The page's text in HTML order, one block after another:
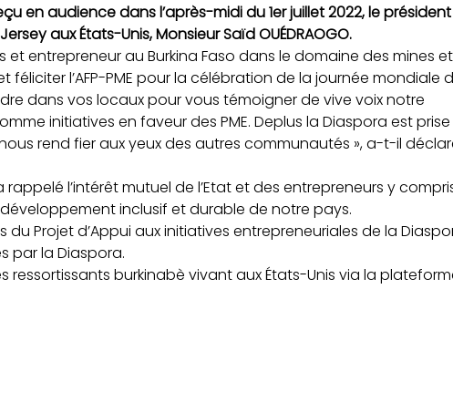
en audience dans l’après-midi du 1er juillet 2022, le
aux États-Unis, Monsieur Saïd OUÉDRAOGO.
et entrepreneur au Burkina Faso dans le domaine des mines
féliciter l’AFP-PME pour la célébration de la journée mondiale
dans vos locaux pour vous témoigner de vive voix notre
initiatives en faveur des PME. Deplus la Diaspora est prise
rend fier aux yeux des autres communautés », a-t-il
l’intérêt mutuel de l’Etat et des entrepreneurs y
inclusif et durable de notre pays.
du Projet d’Appui aux initiatives entrepreneuriales de la
par la Diaspora.
ressortissants burkinabè vivant aux États-Unis via la